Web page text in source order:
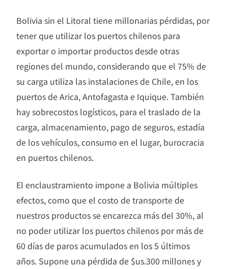
Bolivia sin el Litoral tiene millonarias pérdidas, por
tener que utilizar los puertos chilenos para
exportar o importar productos desde otras
regiones del mundo, considerando que el 75% de
su carga utiliza las instalaciones de Chile, en los
puertos de Arica, Antofagasta e Iquique. También
hay sobrecostos logísticos, para el traslado de la
carga, almacenamiento, pago de seguros, estadía
de los vehículos, consumo en el lugar, burocracia
en puertos chilenos.
El enclaustramiento impone a Bolivia múltiples
efectos, como que el costo de transporte de
nuestros productos se encarezca más del 30%, al
no poder utilizar los puertos chilenos por más de
60 días de paros acumulados en los 5 últimos
años. Supone una pérdida de $us.300 millones y